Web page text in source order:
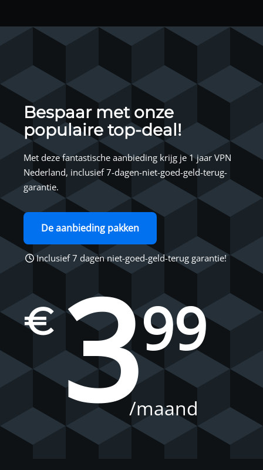
Bespaar met onze
populaire top-deal!
Met deze fantastische aanbieding krijg je 1 jaar VPN
Nederland, inclusief 7-dagen-niet-goed-geld-terug-
garantie.
De aanbieding pakken
Inclusief 7 dagen niet-goed-geld-terug garantie!
€399
/maand